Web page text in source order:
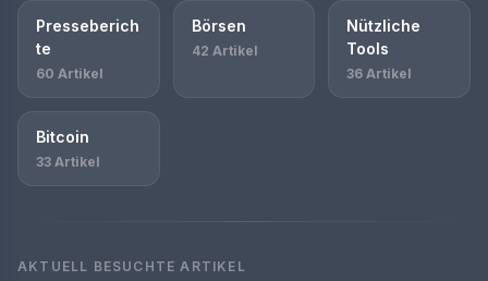
Presseberich
te
60 Artikel
Börsen
42 Artikel
Nützliche
Tools
36 Artikel
Bitcoin
33 Artikel
AKTUELL BESUCHTE ARTIKEL